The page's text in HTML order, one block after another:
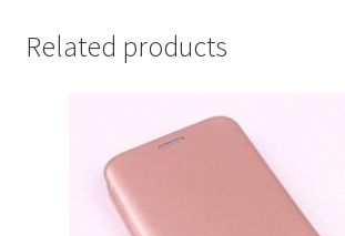
Related products